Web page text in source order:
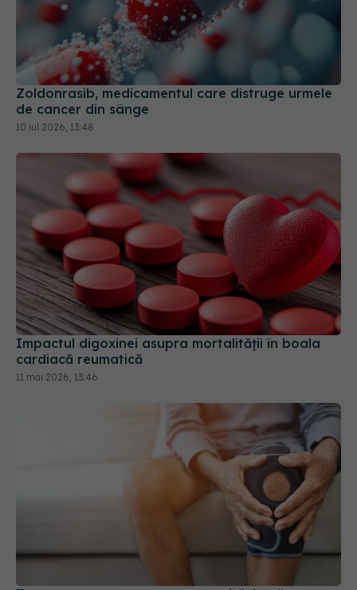
Zoldonrasib, medicamentul care distruge urmele
de cancer din sânge
10 iul 2026, 13:48
Impactul digoxinei asupra mortalității în boala
cardiacă reumatică
11 mai 2026, 13:46
Tratament nou pentru osteoartrită. Legătura
dintre sănătatea intestinului și durerea de
21 apr 2026, 20:02